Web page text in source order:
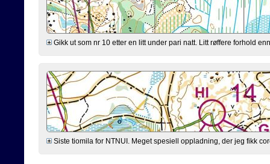
Gikk ut som nr 10 etter en litt under pari natt. Litt røffere forhold
Siste tiomila for NTNUI. Meget spesiell oppladning, der jeg fikk